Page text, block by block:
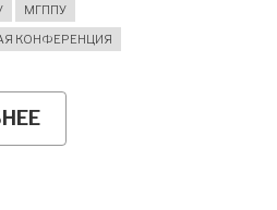
МГППУ
КОНФЕРЕНЦИЯ
ПРИГЛАШАЕМ